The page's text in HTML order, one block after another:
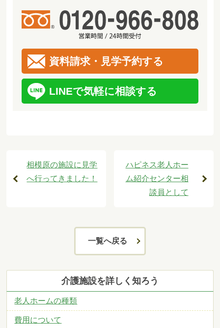
資料請求・見学予約する
LINEで気軽に相談する
相模原の施設に見学
へ行ってきました！
ハピネス老人ホー
ム紹介センター相
談員として
一覧へ戻る
介護施設を詳しく知ろう
老人ホームの種類
費用について